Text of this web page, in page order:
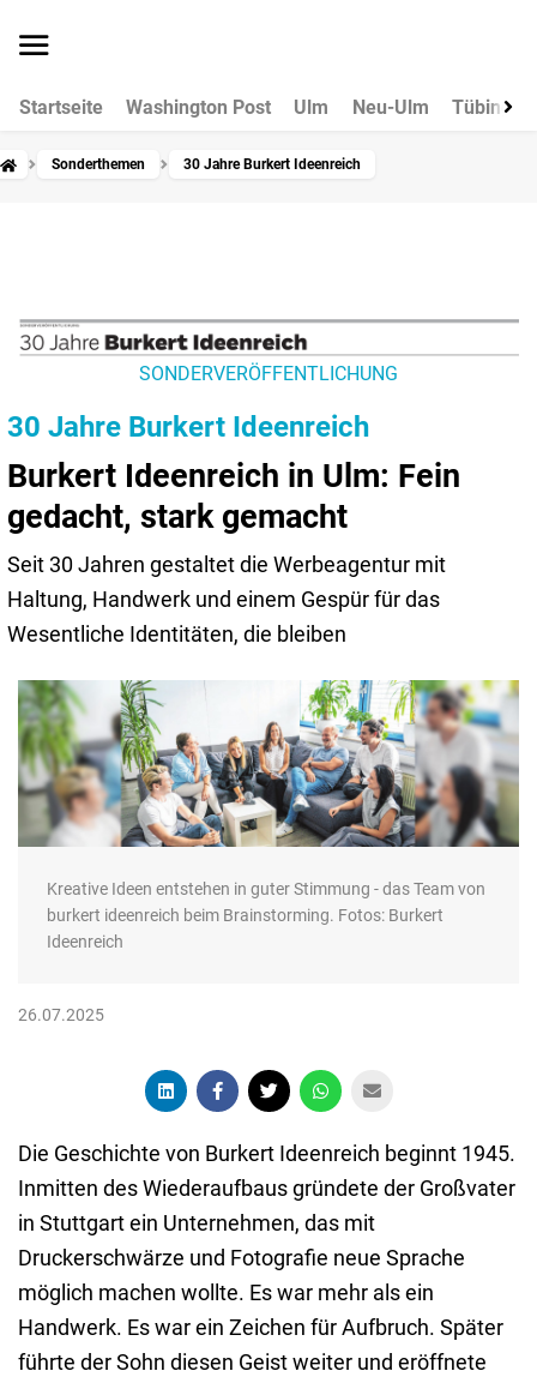
Startseite Washington Post Ulm Neu-Ulm Tübingen
Sonderthemen 30 Jahre Burkert Ideenreich
SONDERVERÖFFENTLICHUNG
30 Jahre Burkert Ideenreich
Burkert Ideenreich in Ulm: Fein
gedacht, stark gemacht
Seit 30 Jahren gestaltet die Werbeagentur mit
Haltung, Handwerk und einem Gespür für das
Wesentliche Identitäten, die bleiben
Kreative Ideen entstehen in guter Stimmung - das Team von
burkert ideenreich beim Brainstorming. Fotos: Burkert
Ideenreich
26.07.2025
Die Geschichte von Burkert Ideenreich beginnt 1945.
Inmitten des Wiederaufbaus gründete der Großvater
in Stuttgart ein Unternehmen, das mit
Druckerschwärze und Fotografie neue Sprache
möglich machen wollte. Es war mehr als ein
Handwerk. Es war ein Zeichen für Aufbruch. Später
führte der Sohn diesen Geist weiter und eröffnete